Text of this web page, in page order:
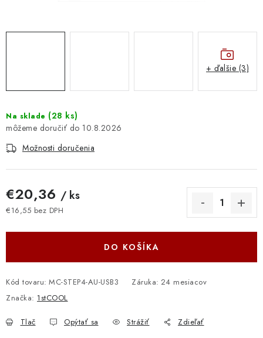
: TOP PRODUKTY
Obchodné podmienky
Ochrana osobných údajov
Moja objednávka
Odstúpenie od zmluvy
Na sklade (28 ks)
10.8.2026
Možnosti doručenia
€20,36 / ks
€16,55 bez DPH
DO KOŠÍKA
Kód tovaru: MC-STEP4-AU-USB3 Záruka: 24 mesiacov
Značka: 1stCOOL
Tlač Opýtať sa Strážiť Zdieľať
+ ďalšie (3)